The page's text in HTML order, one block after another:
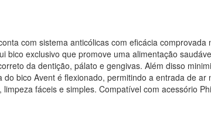
com sistema anticólicas com eficácia
bico exclusivo que promove uma alimentação
da dentição, pálato e gengivas. Além disso
bico Avent é flexionado, permitindo a entrada de
fáceis e simples. Compatível com acessório